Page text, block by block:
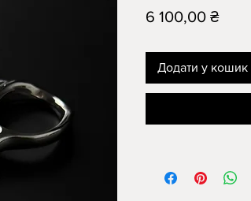
6 100,00 ₴Ціна
Додати у кошик